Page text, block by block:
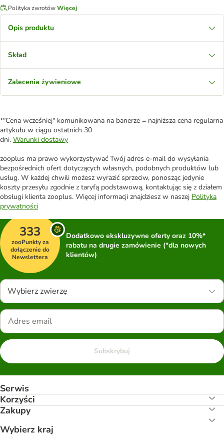
Polityka zwrotówWięcej
Opis produktu
Skład
Zalecenia żywieniowe
*"Cena wcześniej" komunikowana na banerze = najniższa cena regularna
artykułu w ciągu ostatnich 30
dni. Warunki dostawy
zooplus ma prawo wykorzystywać Twój adres e-mail do wysyłania
bezpośrednich ofert dotyczących własnych, podobnych produktów lub
usług. W każdej chwili możesz wyrazić sprzeciw, ponosząc jedynie
koszty przesyłu zgodnie z taryfą podstawową, kontaktując się z działem
obsługi klienta zooplus. Więcej informacji znajdziesz w naszej Polityka
prywatności
333
zooPunkty za
dołączenie do
Newslettera
Dodatkowo ekskluzywne oferty oraz 10%*
rabatu na drugie zamówienie (*dla nowych
klientów)
Wybierz zwierzę
Subskrybuj
Serwis
Korzyści
Zakupy
Wybierz kraj